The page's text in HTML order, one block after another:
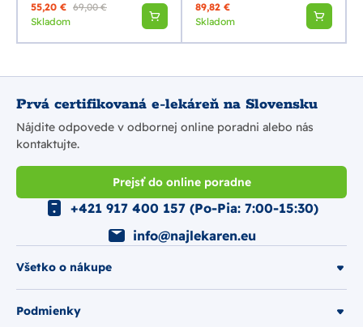
55,20 € 69,00 €
Skladom
89,82 €
Skladom
Prvá certifikovaná e-lekáreň na Slovensku
Nájdite odpovede v odbornej online poradni alebo nás
kontaktujte.
Prejsť do online poradne
Všetko o nákupe
Podmienky
+421 917 400 157 (Po-Pia: 7:00-15:30)
info@najlekaren.eu